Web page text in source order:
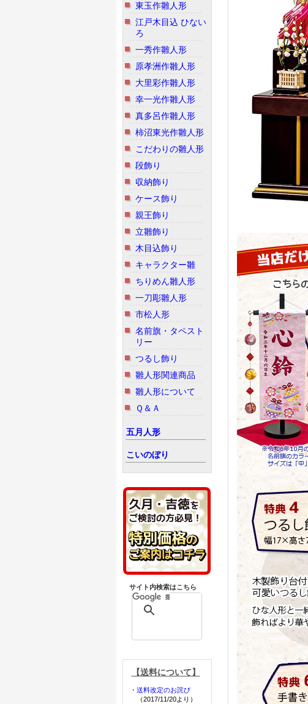
東玉作雛人形
江戸木目込 ひない
ろ
一秀作雛人形
原孝洲作雛人形
大里彩作雛人形
幸一光作雛人形
真多呂作雛人形
柿沼東光作雛人形
こだわりの雛人形
段飾り
収納飾り
ケース飾り
親王飾り
立雛飾り
木目込飾り
キャラクター雛
ちりめん雛人形
一刀彫雛人形
市松人形
名前旗・タペスト
リー
つるし飾り
雛人形関連商品
雛人形について
Ｑ＆Ａ
五月人形
こいのぼり
サイト内検索はこちら
【送料について】
・ 送料改定のお詫び
（2017/11/20より）